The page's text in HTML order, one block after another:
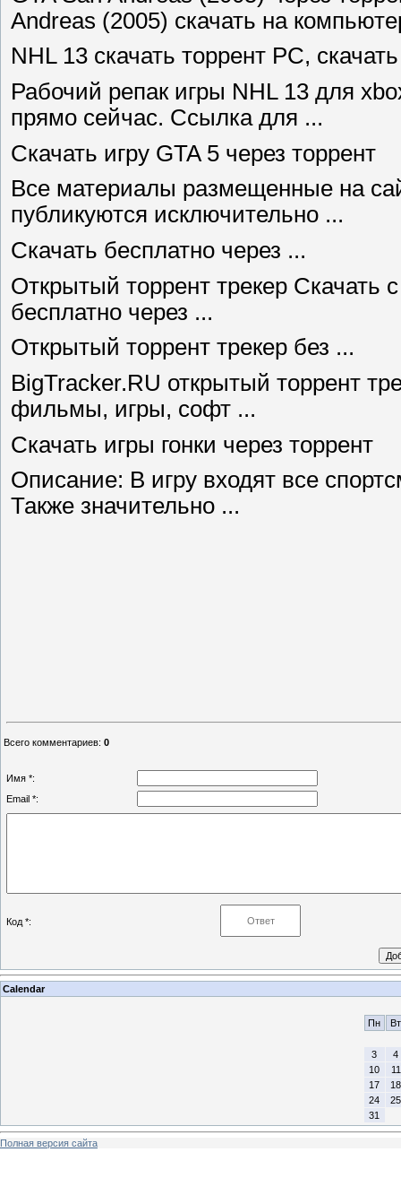
Andreas (2005) скачать на
NHL 13 скачать торрент PC,
Рабочий репак игры NHL 13 для
прямо сейчас. Ссылка для ...
Скачать игру GTA 5 через торрент
Все материалы размещенные на
публикуются исключительно ...
Скачать бесплатно через ...
Открытый торрент трекер Скачать
бесплатно через ...
Открытый торрент трекер без ...
BigTracker.RU открытый торрент
фильмы, игры, софт ...
Скачать игры гонки через торрент
Описание: В игру входят все
Также значительно ...
Всего комментариев: 0
Имя *:
Email *:
Код *:
Calendar
Пн Вт
3
4
10
11
17
18
24
25
31
Полная версия сайта